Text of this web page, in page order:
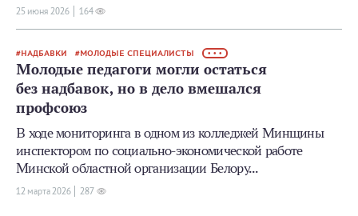
25 июня 2026 164
НАДБАВКИ МОЛОДЫЕ СПЕЦИАЛИСТЫ • • •
Молодые педагоги могли остаться
без надбавок, но в дело вмешался
профсоюз
В ходе мониторинга в одном из колледжей Минщины
инспектором по социально-экономической работе
Минской областной организации Белору...
12 мартa 2026 287